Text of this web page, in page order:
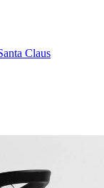
Claus